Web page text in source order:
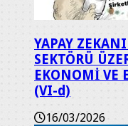
YAPAY
SEKTÖRÜ
EKONOMİ VE
(VI-d)
16/03/2026